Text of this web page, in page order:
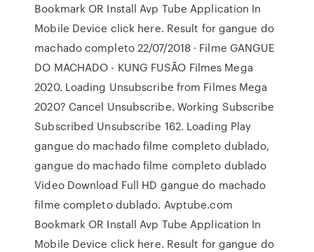
Bookmark OR Install Avp Tube Application In
Mobile Device click here. Result for gangue do
machado completo 22/07/2018 · Filme GANGUE
DO MACHADO - KUNG FUSÃO Filmes Mega
2020. Loading Unsubscribe from Filmes Mega
2020? Cancel Unsubscribe. Working Subscribe
Subscribed Unsubscribe 162. Loading Play
gangue do machado filme completo dublado,
gangue do machado filme completo dublado
Video Download Full HD gangue do machado
filme completo dublado. Avptube.com
Bookmark OR Install Avp Tube Application In
Mobile Device click here. Result for gangue do